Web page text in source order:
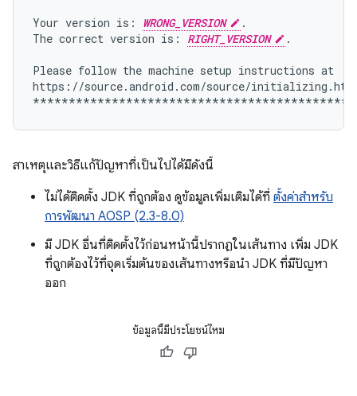
Your version is: WRONG_VERSION
.
The correct version is: RIGHT_VERSION .
Please follow the machine setup instructions at
https://source.android.com/source/
สาเหตุและวิธีแก้ปัญหาที่เป็นไปได้มีดังนี้
ไม่ได้ติดตั้ง JDK ที่ถูกต้อง ดูข้อมูลเพิ่มเติมได้ที่ ตั้งค่าสำหรับ
การพัฒนา AOSP (2.3-8.0)
มี JDK อื่นที่ติดตั้งไว้ก่อนหน้านี้ปรากฏในเส้นทาง เพิ่ม JDK
ที่ถูกต้องไว้ที่จุดเริ่มต้นของเส้นทางหรือนำ JDK ที่มีปัญหา
ออก
ข้อมูลนี้มีประโยชน์ไหม